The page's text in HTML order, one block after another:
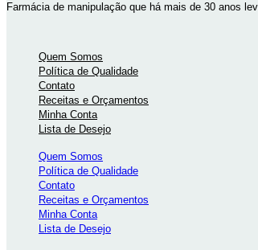
Farmácia de manipulação que há mais de 30 anos
Quem Somos
Política de Qualidade
Contato
Receitas e Orçamentos
Minha Conta
Lista de Desejo
Quem Somos
Política de Qualidade
Contato
Receitas e Orçamentos
Minha Conta
Lista de Desejo